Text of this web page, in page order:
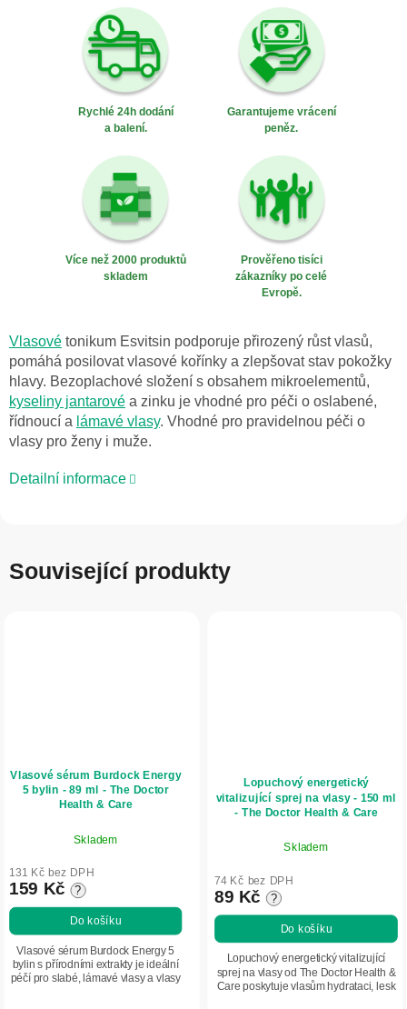
Rychlé 24h dodání
a balení.
Garantujeme vrácení
peněz.
Více než 2000 produktů
skladem
Prověřeno tisíci
zákazníky po celé
Evropě.
Vlasové tonikum Esvitsin podporuje přirozený růst vlasů,
pomáhá posilovat vlasové kořínky a zlepšovat stav pokožky
hlavy. Bezoplachové složení s obsahem mikroelementů,
kyseliny jantarové a zinku je vhodné pro péči o oslabené,
řídnoucí a lámavé vlasy. Vhodné pro pravidelnou péči o
vlasy pro ženy i muže.
Detailní informace
Související produkty
Vlasové sérum Burdock Energy
5 bylin - 89 ml - The Doctor
Health & Care
Skladem
131 Kč bez DPH
159 Kč ?
Do košíku
Vlasové sérum Burdock Energy 5
bylin s přírodními extrakty je ideální
péčí pro slabé, lámavé vlasy a vlasy
Lopuchový energetický
vitalizující sprej na vlasy - 150 ml
- The Doctor Health & Care
Skladem
74 Kč bez DPH
89 Kč ?
Do košíku
Lopuchový energetický vitalizující
sprej na vlasy od The Doctor Health &
Care poskytuje vlasům hydrataci, lesk